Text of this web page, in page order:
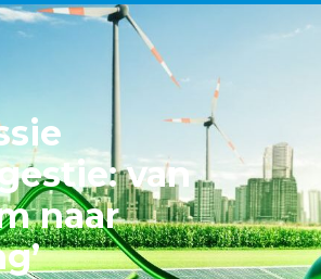
van
naar